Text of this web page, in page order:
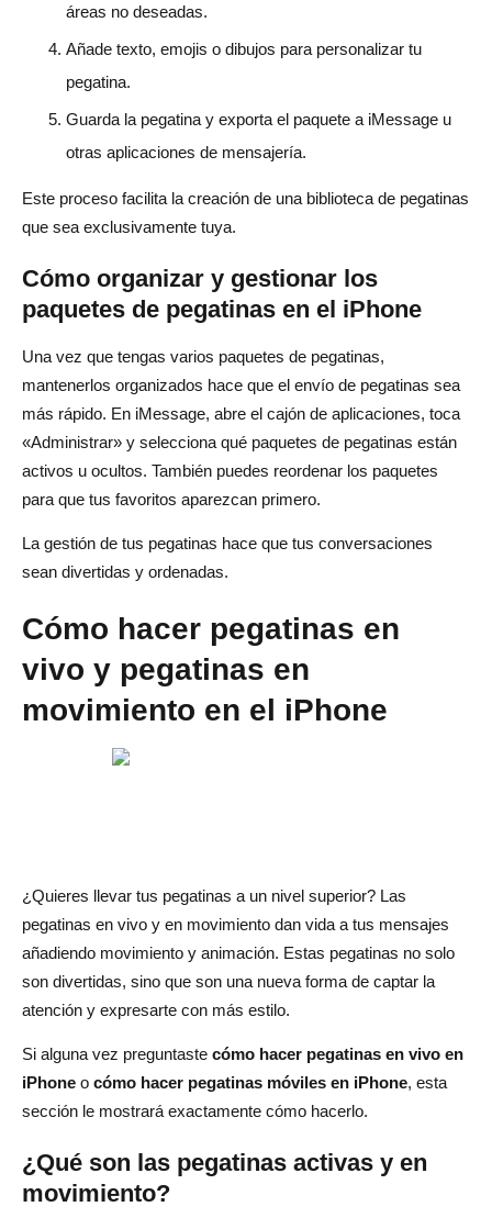
áreas no deseadas.
Añade texto, emojis o dibujos para personalizar tu
pegatina.
Guarda la pegatina y exporta el paquete a iMessage u
otras aplicaciones de mensajería.
Este proceso facilita la creación de una biblioteca de pegatinas
que sea exclusivamente tuya.
Cómo organizar y gestionar los
paquetes de pegatinas en el iPhone
Una vez que tengas varios paquetes de pegatinas,
mantenerlos organizados hace que el envío de pegatinas sea
más rápido. En iMessage, abre el cajón de aplicaciones, toca
«Administrar» y selecciona qué paquetes de pegatinas están
activos u ocultos. También puedes reordenar los paquetes
para que tus favoritos aparezcan primero.
La gestión de tus pegatinas hace que tus conversaciones
sean divertidas y ordenadas.
Cómo hacer pegatinas en
vivo y pegatinas en
movimiento en el iPhone
¿Quieres llevar tus pegatinas a un nivel superior? Las
pegatinas en vivo y en movimiento dan vida a tus mensajes
añadiendo movimiento y animación. Estas pegatinas no solo
son divertidas, sino que son una nueva forma de captar la
atención y expresarte con más estilo.
Si alguna vez preguntaste cómo hacer pegatinas en vivo en
iPhone o cómo hacer pegatinas móviles en iPhone, esta
sección le mostrará exactamente cómo hacerlo.
¿Qué son las pegatinas activas y en
movimiento?